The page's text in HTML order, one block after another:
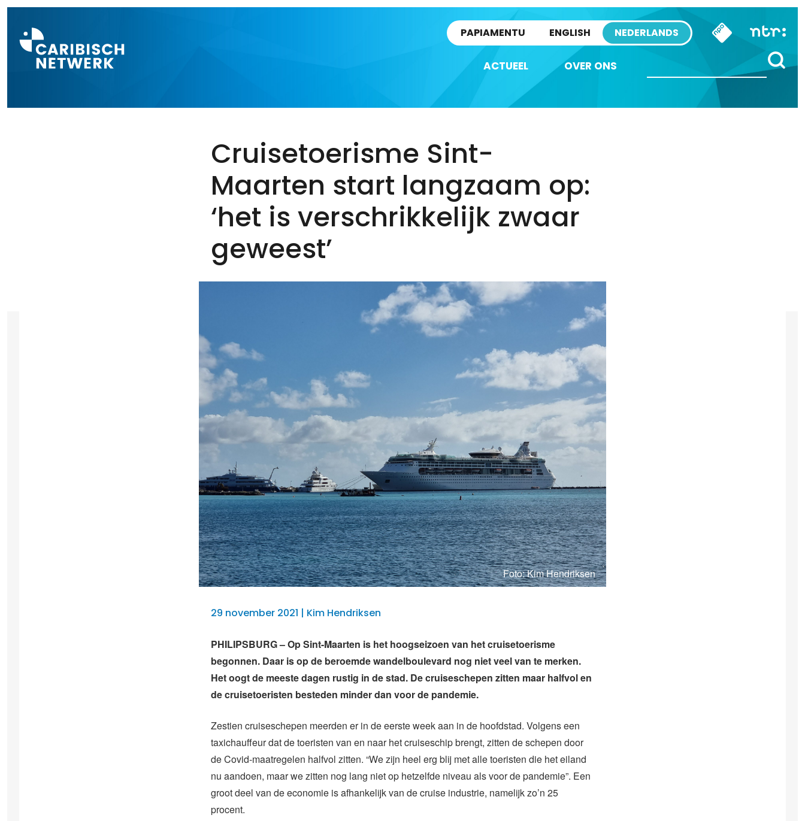
PAPIAMENTU ENGLISH NEDERLANDS
ACTUEEL OVER ONS
Cruisetoerisme Sint-
Maarten start langzaam op:
‘het is verschrikkelijk zwaar
geweest’
Foto: Kim Hendriksen
29 november 2021 | Kim Hendriksen
PHILIPSBURG – Op Sint-Maarten is het hoogseizoen van het cruisetoerisme
begonnen. Daar is op de beroemde wandelboulevard nog niet veel van te merken.
Het oogt de meeste dagen rustig in de stad. De cruiseschepen zitten maar halfvol en
de cruisetoeristen besteden minder dan voor de pandemie.
Zestien cruiseschepen meerden er in de eerste week aan in de hoofdstad. Volgens een
taxichauffeur dat de toeristen van en naar het cruiseschip brengt, zitten de schepen door
de Covid-maatregelen halfvol zitten. “We zijn heel erg blij met alle toeristen die het eiland
nu aandoen, maar we zitten nog lang niet op hetzelfde niveau als voor de pandemie”. Een
groot deel van de economie is afhankelijk van de cruise industrie, namelijk zo’n 25
procent.